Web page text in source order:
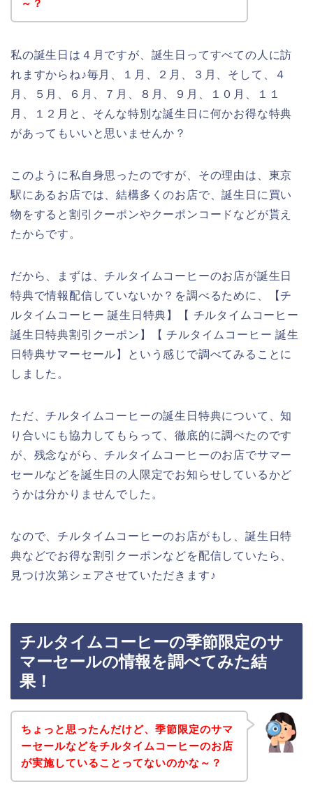
～？
私の誕生日は４月ですが、誕生日ってすべての人に訪
れますからね♪毎月、１月、２月、３月、そして、４
月、５月、６月、７月、８月、９月、１０月、１１
月、１２月と、そんな特別な誕生日に何かお得な特典
があってもいいと思いませんか？
このように私自身思ったのですが、その理由は、東京
駅にあるお店では、結構多くのお店で、誕生日に買い
物をすると割引クーポンやクーポンコードなどが貰え
たからです。
だから、まずは、チルタイムコーヒーのお店が誕生日
特典で情報配信していないか？を調べるために、【チ
ルタイムコーヒー 誕生日特典】【 チルタイムコーヒー
誕生日特典割引クーポン】【 チルタイムコーヒー 誕生
日特典サマーセール】という感じで調べてみることに
しました。
ただ、チルタイムコーヒーの誕生日特典について、知
り合いにも協力してもらって、徹底的に調べたのです
が、残念ながら、チルタイムコーヒーのお店でサマー
セールなどを誕生日の人限定でお知らせしているかど
うかは分かりませんでした。
なので、チルタイムコーヒーのお店がもし、誕生日特
典などでお得な割引クーポンなどを配信していたら、
見つけ次第シェアさせていただきます♪
チルタイムコーヒーの季節限定のサ
マーセールの情報を調べてみた結
果！
ちょっと思ったんだけど、季節限定のサマ
ーセールなどをチルタイムコーヒーのお店
が実施していることってないのかな～？